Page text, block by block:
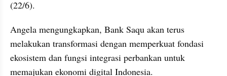
(22/6).
Angela mengungkapkan, Bank Saqu akan terus
melakukan transformasi dengan memperkuat fondasi
ekosistem dan fungsi integrasi perbankan untuk
memajukan ekonomi digital Indonesia.